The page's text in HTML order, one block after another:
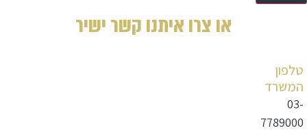
או צרו איתנו קשר ישיר
טלפון
המשרד
‭03-
7789000